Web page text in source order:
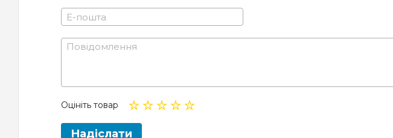
Оцініть товар
Надіслати